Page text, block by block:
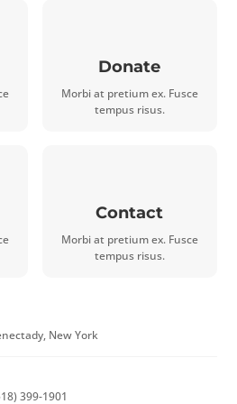
Donate
Morbi at pretium ex. Fusce
tempus risus.
Contact
Morbi at pretium ex. Fusce
tempus risus.
New York
399-1901